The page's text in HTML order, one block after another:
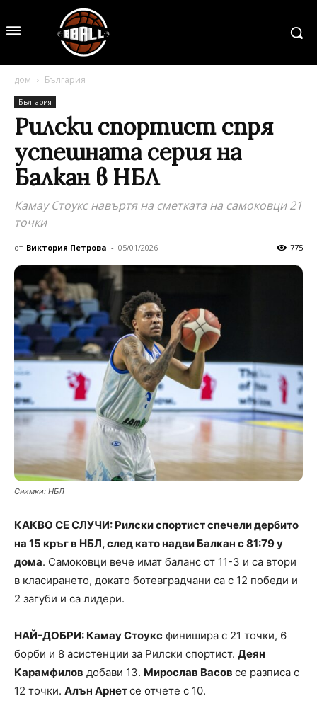
дом България
България
Рилски спортист спря
успешната серия на
Балкан в НБЛ
Камау Стоукс навъртя на сметката на самоковци 21
точки
от Виктория Петрова - 05/01/2026 775
Снимки: НБЛ
КАКВО СЕ СЛУЧИ: Рилски спортист спечели дербито
на 15 кръг в НБЛ, след като надви Балкан с 81:79 у
дома. Самоковци вече имат баланс от 11-3 и са втори
в класирането, докато ботевградчани са с 12 победи и
2 загуби и са лидери.
НАЙ-ДОБРИ: Камау Стоукс финишира с 21 точки, 6
борби и 8 асистенции за Рилски спортист. Деян
Карамфилов добави 13. Мирослав Васов се разписа с
12 точки. Алън Арнетсе отчете с 10.